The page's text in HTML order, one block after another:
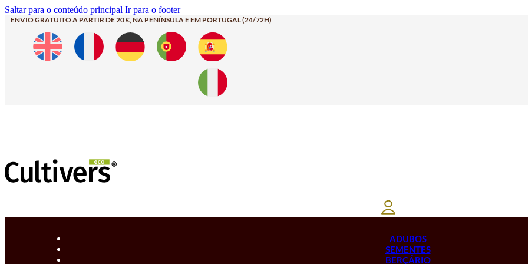
Saltar para o conteúdo principal Ir para o footer
ENVIO GRATUITO A PARTIR DE 20 €, NA PENÍNSULA E EM PORTUGAL (24/72H)
ADUBOS
SEMENTES
BERÇÁRIO